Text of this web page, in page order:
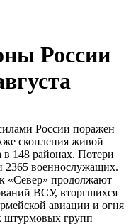
России
России поражен
скопления живой
148 районах. Потери
2365 военнослужащих.
«Север» продолжают
ВСУ, вторгшихся
авиации и огня
штурмовых групп